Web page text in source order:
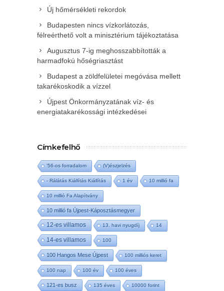
Új hőmérsékleti rekordok
Budapesten nincs vízkorlátozás,
félreérthető volt a minisztérium tájékoztatása
Augusztus 7-ig meghosszabbították a
harmadfokú hőségriasztást
Budapest a zöldfelületei megóvása mellett
takarékoskodik a vízzel
Újpest Önkormányzatának víz- és
energiatakarékossági intézkedései
Címkefelhő
'56-os forradalom (V)észjelzés
- Rálátás Kiállítás Kiállítás 1 év 10 millió fa
10 millió Fa Alapítvány
10 millió fa Újpest-Káposztásmegyer
12-es villamos 13. havi nyugdíj 14
14-es villamos 100
100 Hangos Mese Újpest 100 milliós keret
100 nap 100 év 100 éves
121-es busz 135 éves 10000 forint